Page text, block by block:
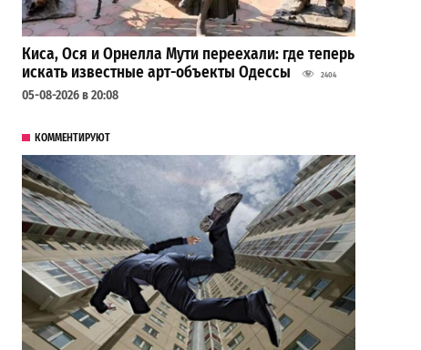
Киса, Ося и Орнелла Мути переехали: где теперь
искать известные арт-объекты Одессы
2404
05-08-2026 в 20:08
КОММЕНТИРУЮТ